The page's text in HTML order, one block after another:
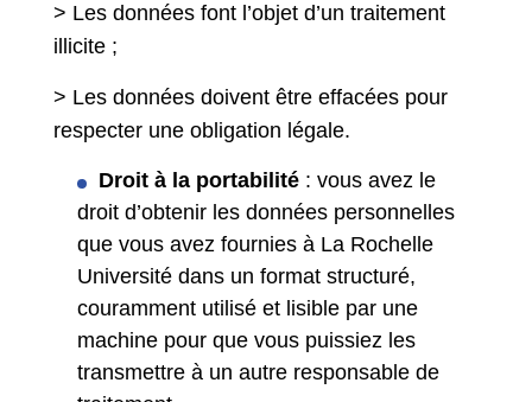
> Les données font l’objet d’un traitement
illicite ;
> Les données doivent être effacées pour
respecter une obligation légale.
Droit à la portabilité : vous avez le
droit d’obtenir les données personnelles
que vous avez fournies à La Rochelle
Université dans un format structuré,
couramment utilisé et lisible par une
machine pour que vous puissiez les
transmettre à un autre responsable de